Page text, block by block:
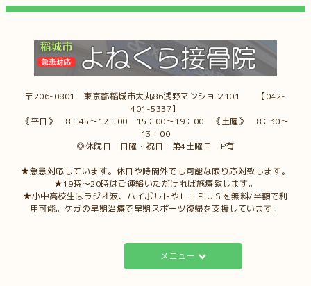
〒206-0801 東京都稲城市大丸86浅野マンション101 【042-
401-5337】
《平日》 8：45～12：00 15：00～19：00 《土曜》 8：30～
13：00
◎休院日 日曜・祝日・第4土曜日 P有
★急患対応しています。休日や時間外でも可能な限り応対致します。
★19時～20時はご連絡いただければ施療致します。
★小中高校生はラジオ波、ハイボルトやＬＩＰＵＳを無料/半額で利
用可能。ケガの早期治療で早期スポーツ復帰を支援しています。
メニュー